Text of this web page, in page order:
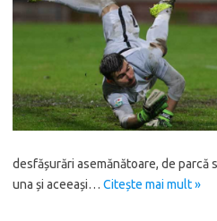
desfășurări asemănătoare, de parcă
una și aceeași… Citește mai mult »